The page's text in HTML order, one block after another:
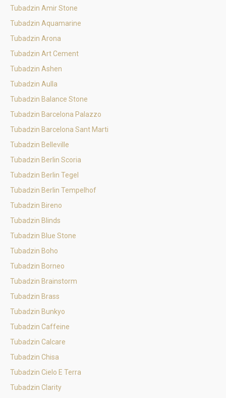
Tubadzin Amir Stone
Tubadzin Aquamarine
Tubadzin Arona
Tubadzin Art Cement
Tubadzin Ashen
Tubadzin Aulla
Tubadzin Balance Stone
Tubadzin Barcelona Palazzo
Tubadzin Barcelona Sant Marti
Tubadzin Belleville
Tubadzin Berlin Scoria
Tubadzin Berlin Tegel
Tubadzin Berlin Tempelhof
Tubadzin Bireno
Tubadzin Blinds
Tubadzin Blue Stone
Tubadzin Boho
Tubadzin Borneo
Tubadzin Brainstorm
Tubadzin Brass
Tubadzin Bunkyo
Tubadzin Caffeine
Tubadzin Calcare
Tubadzin Chisa
Tubadzin Cielo E Terra
Tubadzin Clarity